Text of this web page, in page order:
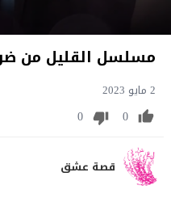
مسلسل القليل من ضوء
2 مايو 2023
0
0
قصة عشق